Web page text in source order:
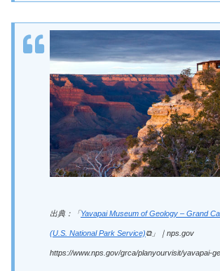
出典：「Yavapai Museum of Geology – Grand
(U.S. National Park Service)⧉」｜nps.gov
https://www.nps.gov/grca/planyourvisit/yavapai-